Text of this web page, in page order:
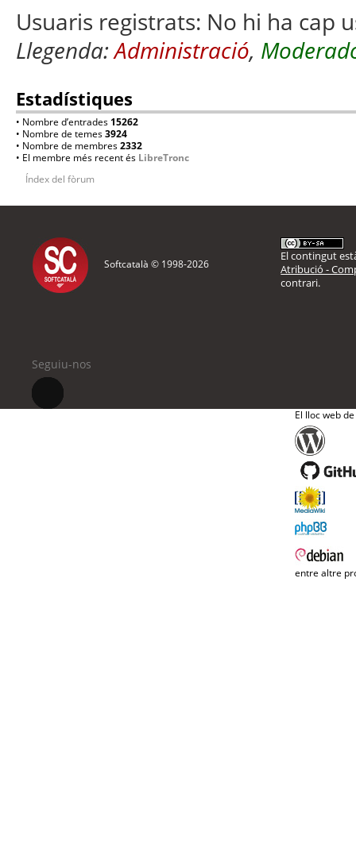
Usuaris registrats: No hi ha cap
Llegenda:Administració,
Estadístiques
• Nombre d’entrades 15262
• Nombre de temes3924
• Nombre de membres2332
• El membre més recent és LibreTronc
Índex del fòrum
Softcatalà © 1998-2026
El contingut
Atribució -
contrari.
Seguiu-nos
El lloc web
entre altre